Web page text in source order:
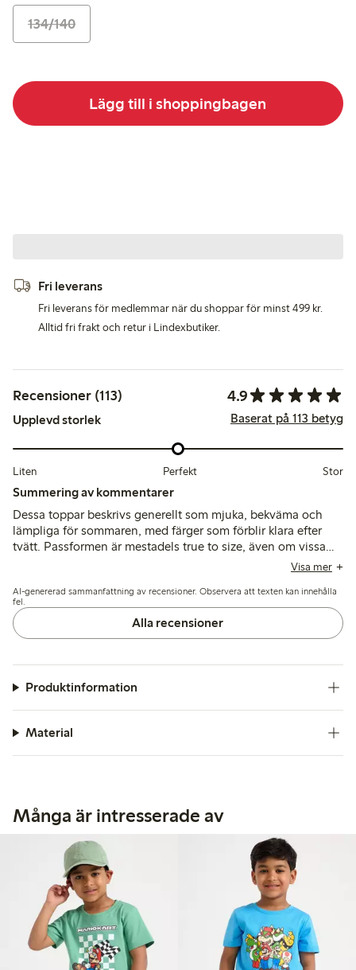
134/140
Lägg till i shoppingbagen
Fri leverans
Fri leverans för medlemmar när du shoppar för minst 499 kr.
Alltid fri frakt och retur i Lindexbutiker.
Recensioner (113) 4.9
Upplevd storlek Baserat på 113 betyg
Liten Perfekt Stor
Summering av kommentarer
Dessa toppar beskrivs generellt som mjuka, bekväma och
lämpliga för sommaren, med färger som förblir klara efter
tvätt. Passformen är mestadels true to size, även om vissa
upplever att de är något mindre än andra toppar; någraVisa mer
AI-genererad sammanfattning av recensioner. Observera att texten kan innehålla
fel.
Alla recensioner
Produktinformation
Material
Många är intresserade av